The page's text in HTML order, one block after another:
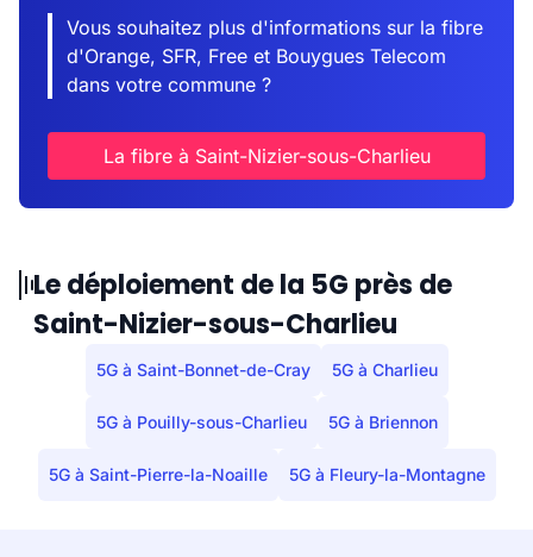
Vous souhaitez plus d'informations sur la fibre
d'Orange, SFR, Free et Bouygues Telecom
dans votre commune ?
La fibre à Saint-Nizier-sous-Charlieu
Le déploiement de la 5G près de
Saint-Nizier-sous-Charlieu
5G à Saint-Bonnet-de-Cray 5G à Charlieu
5G à Pouilly-sous-Charlieu 5G à Briennon
5G à Saint-Pierre-la-Noaille 5G à Fleury-la-Montagne